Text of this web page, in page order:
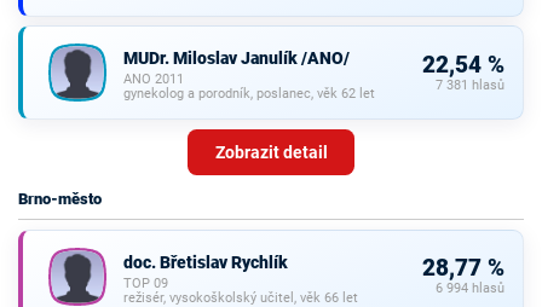
MUDr. Miloslav Janulík /ANO/
ANO 2011
gynekolog a porodník, poslanec, věk 62 let
22,54 %
7 381 hlasů
Zobrazit detail
Brno-město
doc. Břetislav Rychlík
TOP 09
režisér, vysokoškolský učitel, věk 66 let
28,77 %
6 994 hlasů